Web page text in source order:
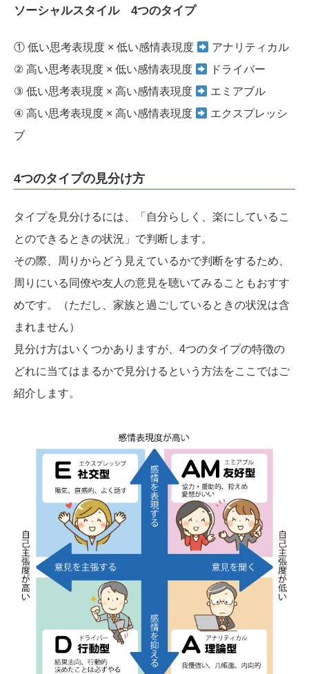
ソーシャルスタイル 4つのタイプ
① 低い思考表現度 × 低い感情表現度
アナリティカル
② 高い思考表現度 × 低い感情表現度
ドライバー
③ 低い思考表現度 × 高い感情表現度
エミアブル
④ 高い思考表現度 × 高い感情表現度
エクスプレッシ
ブ
4つのタイプの見分け方
タイプを見分けるには、「自分らしく、楽にしているこ
とのできるときの状況」で判断します。
その際、周りからどう見えているかで判断をするため、
周りにいる同僚や友人の意見を聴いてみることもおすす
めです。（ただし、家族と過ごしているときの状況は含
まれません）
見分け方はいくつかありますが、4つのタイプの特徴の
どれに当てはまるかで見分けるという方法をここではご
紹介します。